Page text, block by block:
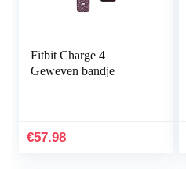
Fitbit Charge 4
Geweven bandje
€57.98